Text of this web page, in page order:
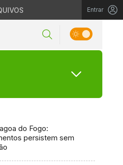
Entrar
do Fogo:
persistem sem